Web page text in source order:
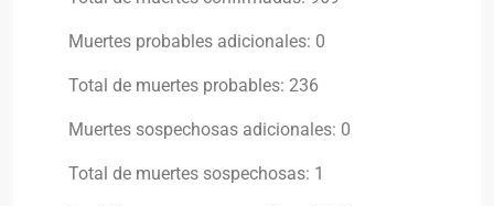
Muertes probables adicionales: 0
Total de muertes probables: 236
Muertes sospechosas adicionales: 0
Total de muertes sospechosas: 1